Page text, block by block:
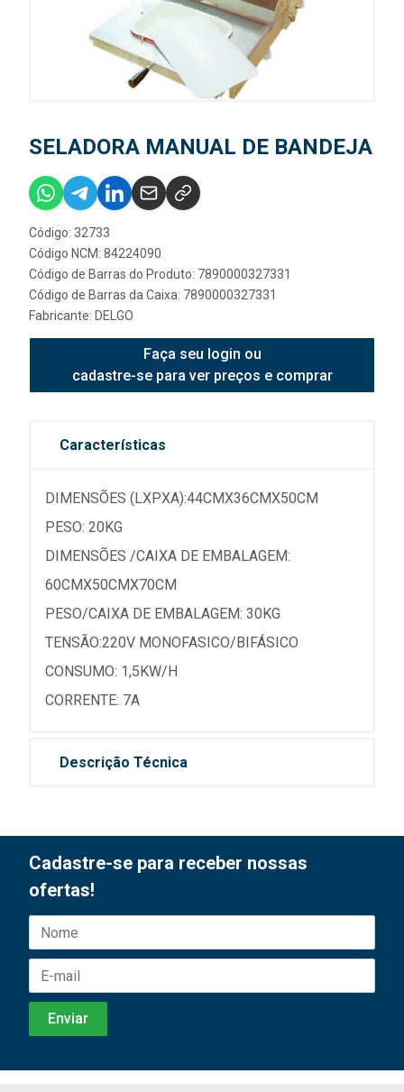
SELADORA MANUAL DE BANDEJA
Código: 32733
Código NCM: 84224090
Código de Barras do Produto: 7890000327331
Código de Barras da Caixa: 7890000327331
Fabricante: DELGO
Faça seu login ou
cadastre-se para ver preços e comprar
Características
DIMENSÕES (LXPXA):44CMX36CMX50CM
PESO: 20KG
DIMENSÕES /CAIXA DE EMBALAGEM:
60CMX50CMX70CM
PESO/CAIXA DE EMBALAGEM: 30KG
TENSÃO:220V MONOFASICO/BIFÁSICO
CONSUMO: 1,5KW/H
CORRENTE: 7A
Descrição Técnica
Cadastre-se para receber nossas
ofertas!